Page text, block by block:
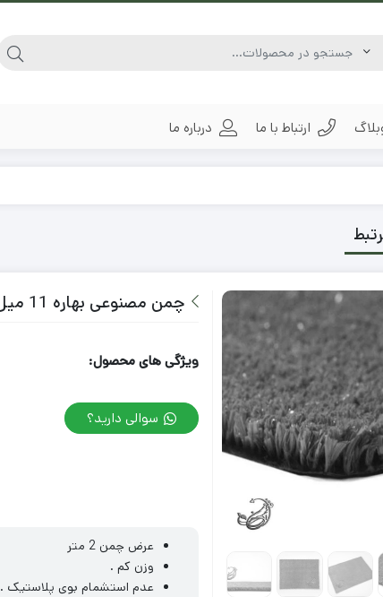
ارتباط با ما درباره ما
چمن مصنوعی بهاره 11 میل
ویژگی های محصول:
سوالی دارید؟
عرض چمن 2 متر
وزن کم .
عدم استشمام بوی پلاستیک .